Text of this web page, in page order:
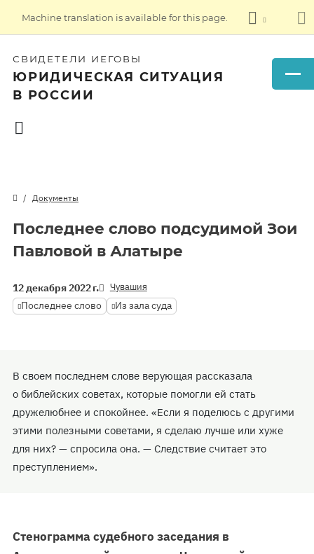
Machine translation is available for this page.
СВИДЕТЕЛИ ИЕГОВЫ
ЮРИДИЧЕСКАЯ СИТУАЦИЯ
В РОССИИ
Документы
Последнее слово подсудимой Зои
Павловой в Алатыре
12 декабря 2022 г. Чувашия
Последнее слово Из зала суда
В своем последнем слове верующая рассказала
о библейских советах, которые помогли ей стать
дружелюбнее и спокойнее. «Если я поделюсь с другими
этими полезными советами, я сделаю лучше или хуже
для них? — спросила она. — Следствие считает это
преступлением».
Стенограмма судебного заседания в